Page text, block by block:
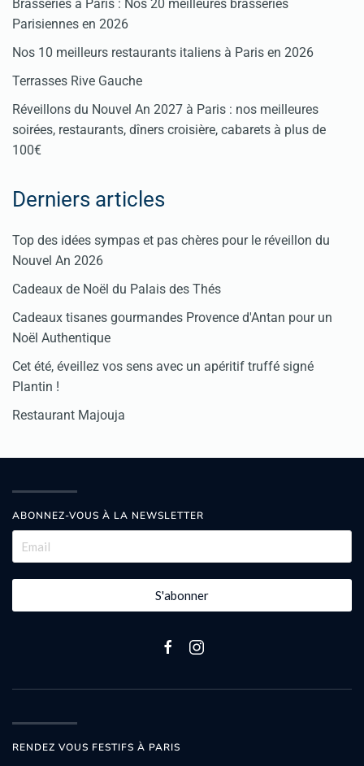
Brasseries à Paris : Nos 20 meilleures brasseries
Parisiennes en 2026
Nos 10 meilleurs restaurants italiens à Paris en 2026
Terrasses Rive Gauche
Réveillons du Nouvel An 2027 à Paris : nos meilleures
soirées, restaurants, dîners croisière, cabarets à plus de
100€
Derniers articles
Top des idées sympas et pas chères pour le réveillon du
Nouvel An 2026
Cadeaux de Noël du Palais des Thés
Cadeaux tisanes gourmandes Provence d'Antan pour un
Noël Authentique
Cet été, éveillez vos sens avec un apéritif truffé signé
Plantin !
Restaurant Majouja
ABONNEZ-VOUS À LA NEWSLETTER
S'abonner
RENDEZ VOUS FESTIFS À PARIS